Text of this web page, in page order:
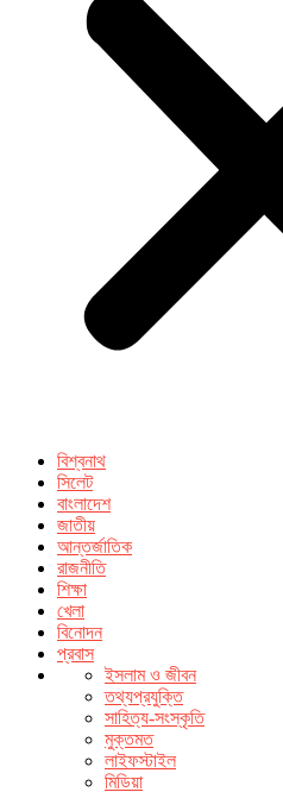
বিশ্বনাথ
সিলেট
বাংলাদেশ
জাতীয়
আন্তর্জাতিক
রাজনীতি
শিক্ষা
খেলা
বিনোদন
প্রবাস
ইসলাম ও জীবন
তথ্যপ্রযুক্তি
সাহিত্য-সংস্কৃতি
মুক্তমত
লাইফস্টাইল
মিডিয়া